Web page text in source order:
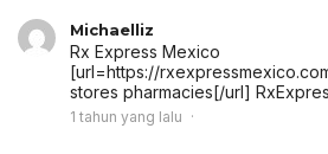
Michaelliz
Rx Express Mexico
[url=https://
stores pharmacies[/url]
1 tahun yang lalu